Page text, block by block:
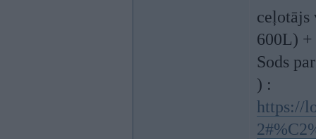
ceļotājs
600L) +
Sods
) :
https://